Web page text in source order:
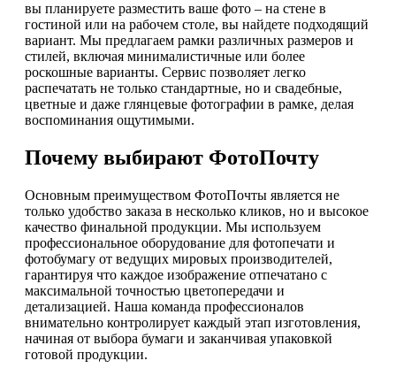
вы планируете разместить ваше фото – на стене в
гостиной или на рабочем столе, вы найдете подходящий
вариант. Мы предлагаем рамки различных размеров и
стилей, включая минималистичные или более
роскошные варианты. Сервис позволяет легко
распечатать не только стандартные, но и свадебные,
цветные и даже глянцевые фотографии в рамке, делая
воспоминания ощутимыми.
Почему выбирают ФотоПочту
Основным преимуществом ФотоПочты является не
только удобство заказа в несколько кликов, но и высокое
качество финальной продукции. Мы используем
профессиональное оборудование для фотопечати и
фотобумагу от ведущих мировых производителей,
гарантируя что каждое изображение отпечатано с
максимальной точностью цветопередачи и
детализацией. Наша команда профессионалов
внимательно контролирует каждый этап изготовления,
начиная от выбора бумаги и заканчивая упаковкой
готовой продукции.